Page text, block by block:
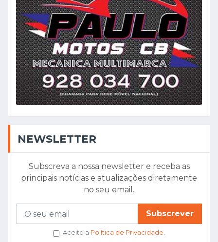
NEWSLETTER
Subscreva a nossa newsletter e receba as
principais notícias e atualizações diretamente
no seu email.
Subscrever
Aceito a Política de Privacidade.